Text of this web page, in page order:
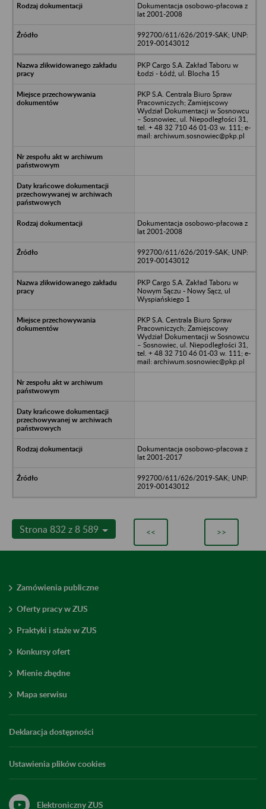
Dokumentacja osobowo-płacowa z
lat 2001-2008
992700/611/626/2019-SAK; UNP:
2019-00143012
PKP Cargo S.A. Zakład Taboru w
Łodzi - Łódź, ul. Blocha 15
PKP S.A. Centrala Biuro Spraw
Pracowniczych; Zamiejscowy
Wydział Dokumentacji w Sosnowcu
– Sosnowiec, ul. Niepodległości 31,
tel. + 48 32 710 46 01-03 w. 111; e-
mail: archiwum.sosnowiec@pkp.pl
Dokumentacja osobowo-płacowa z
lat 2001-2008
992700/611/626/2019-SAK; UNP:
2019-00143012
PKP Cargo S.A. Zakład Taboru w
Nowym Sączu - Nowy Sącz, ul
Wyspiańskiego 1
PKP S.A. Centrala Biuro Spraw
Pracowniczych; Zamiejscowy
Wydział Dokumentacji w Sosnowcu
– Sosnowiec, ul. Niepodległości 31,
tel. + 48 32 710 46 01-03 w. 111; e-
mail: archiwum.sosnowiec@pkp.pl
Dokumentacja osobowo-płacowa z
lat 2001-2017
992700/611/626/2019-SAK; UNP:
2019-00143012
Strona 832 z 8 589 << >>
Zamówienia publiczne
Oferty pracy w ZUS
Praktyki i staże w ZUS
Konkursy ofert
Mienie zbędne
Mapa serwisu
Deklaracja dostępności
Ustawienia plików cookies
Elektroniczny ZUS